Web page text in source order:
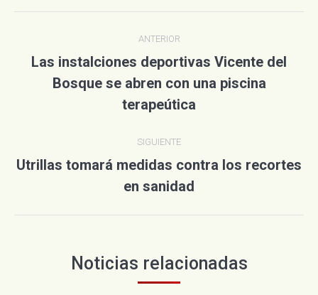
entre
publicaciones
ANTERIOR
Publicación
anterior:
Las instalciones deportivas Vicente del
Bosque se abren con una piscina
terapeútica
SIGUIENTE
Publicación
siguiente:
Utrillas tomará medidas contra los recortes
en sanidad
Noticias relacionadas